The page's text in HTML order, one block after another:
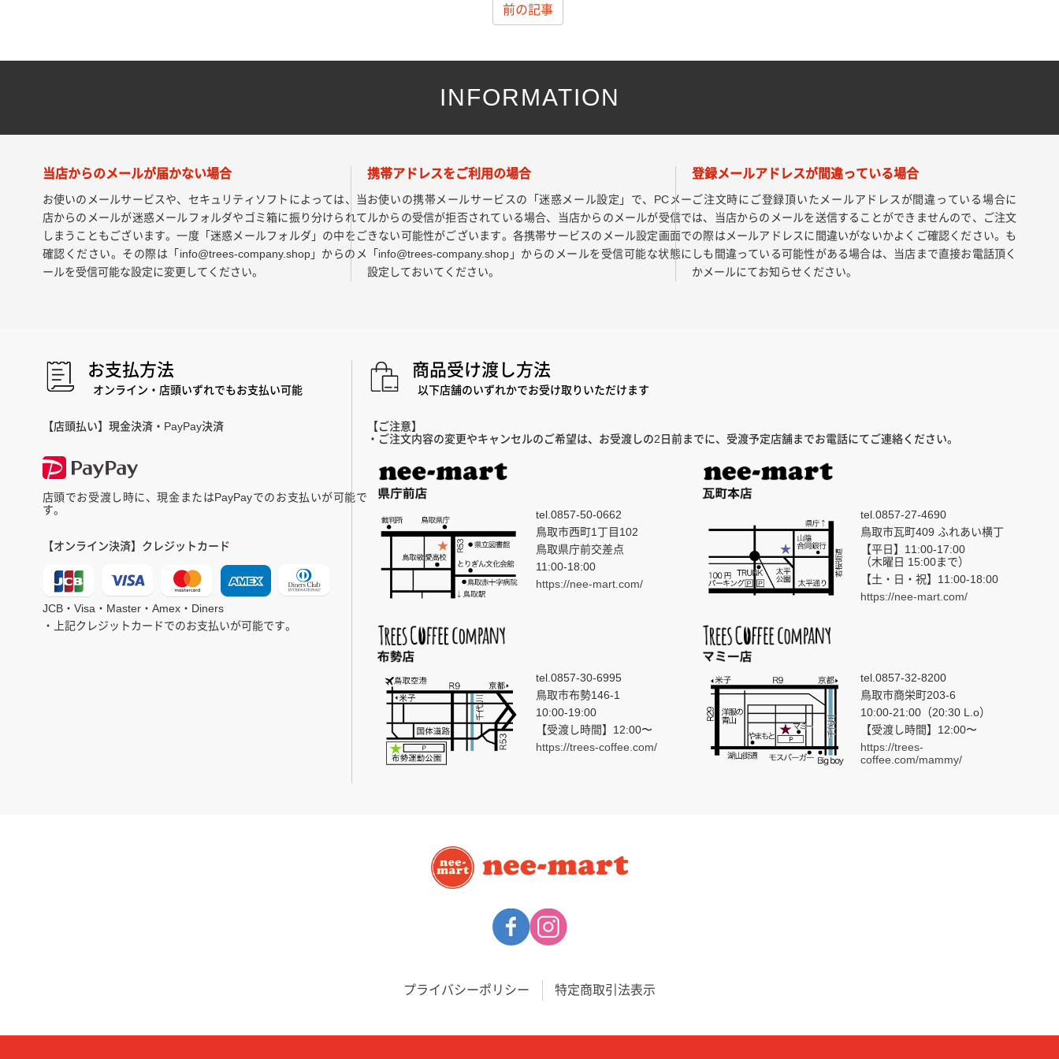
前の記事
INFORMATION
当店からのメールが届かない場合
お使いのメールサービスや、セキュリティソフトによっては、当
店からのメールが迷惑メールフォルダやゴミ箱に振り分けられて
しまうこともございます。一度「迷惑メールフォルダ」の中をご
確認ください。その際は「info@trees-company.shop」からのメ
ールを受信可能な設定に変更してください。
携帯アドレスをご利用の場合
お使いの携帯メールサービスの「迷惑メール設定」で、PCメー
ルからの受信が拒否されている場合、当店からのメールが受信で
きない可能性がございます。各携帯サービスのメール設定画面で
「info@trees-company.shop」からのメールを受信可能な状態に
設定しておいてください。
登録メールアドレスが間違っている場合
ご注文時にご登録頂いたメールアドレスが間違っている場合に
は、当店からのメールを送信することができませんので、ご注文
の際はメールアドレスに間違いがないかよくご確認ください。も
しも間違っている可能性がある場合は、当店まで直接お電話頂く
かメールにてお知らせください。
お支払方法
オンライン・店頭いずれでもお支払い可能
【店頭払い】現金決済・PayPay決済
店頭でお受渡し時に、現金またはPayPayでのお支払いが可能で
す。
【オンライン決済】クレジットカード
JCB・Visa・Master・Amex・Diners
・上記クレジットカードでのお支払いが可能です。
商品受け渡し方法
以下店舗のいずれかでお受け取りいただけます
【ご注意】
・ご注文内容の変更やキャンセルのご希望は、お受渡しの2日前までに、受渡予定店舗までお電話にてご連絡ください。
tel.0857-50-0662
鳥取市西町1丁目102
鳥取県庁前交差点
11:00-18:00
https://nee-mart.com/
tel.0857-27-4690
鳥取市瓦町409 ふれあい横丁
【平日】11:00-17:00
（木曜日 15:00まで）
【土・日・祝】11:00-18:00
https://nee-mart.com/
tel.0857-30-6995
鳥取市布勢146-1
10:00-19:00
【受渡し時間】12:00〜
https://trees-coffee.com/
tel.0857-32-8200
鳥取市商栄町203-6
10:00-21:00（20:30 L.o）
【受渡し時間】12:00〜
https://trees-
coffee.com/mammy/
プライバシーポリシー 特定商取引法表示